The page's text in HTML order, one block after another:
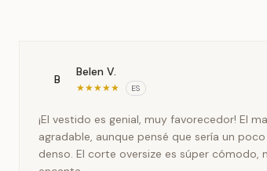
B
Belen V.
★★★★★ ES
¡El vestido es genial, muy favorecedor! El
agradable, aunque pensé que sería un
denso. El corte oversize es súper cómodo,